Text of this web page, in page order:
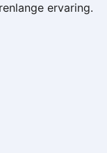
ervaring.